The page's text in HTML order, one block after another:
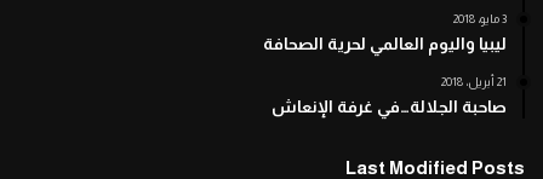
3 مايو، 2018
ليبيا واليوم العالمي لحرية الصحافة
21 أبريل، 2018
صاحبة الجلالة…في غرفة الإنعاش
Last Modified Posts